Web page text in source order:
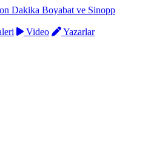
Video
Yazarlar